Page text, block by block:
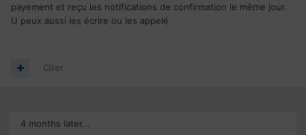
payement et reçu les notifications de confirmation le même jour.
U peux aussi les écrire ou les appelé
Citer
4 months later...